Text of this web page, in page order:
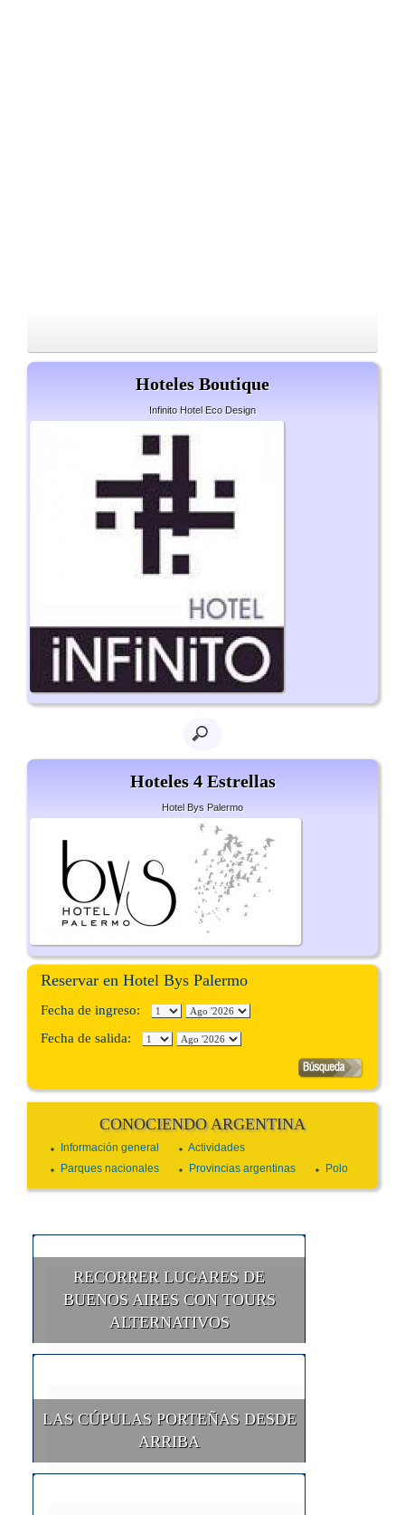
Hoteles Boutique
Infinito Hotel Eco Design
Hoteles 4 Estrellas
Hotel Bys Palermo
Reservar en Hotel Bys Palermo
Fecha de ingreso:
Fecha de salida:
CONOCIENDO ARGENTINA
Información general
Actividades
Parques nacionales
Provincias argentinas Polo
RECORRER LUGARES DE
BUENOS AIRES CON TOURS
ALTERNATIVOS
LAS CÚPULAS PORTEÑAS DESDE
ARRIBA